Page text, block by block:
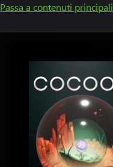
Passa a contenuti principali